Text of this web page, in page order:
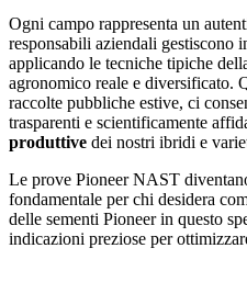
Ogni campo rappresenta un
responsabili aziendali gestiscono
applicando le tecniche tipiche
agronomico reale e diversificato.
raccolte pubbliche estive, ci
trasparenti e scientificamente
produttive dei nostri ibridi e
Le prove Pioneer NAST
fondamentale per chi desidera
delle sementi Pioneer in questo
indicazioni preziose per